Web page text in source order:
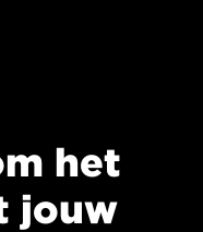
het
jouw